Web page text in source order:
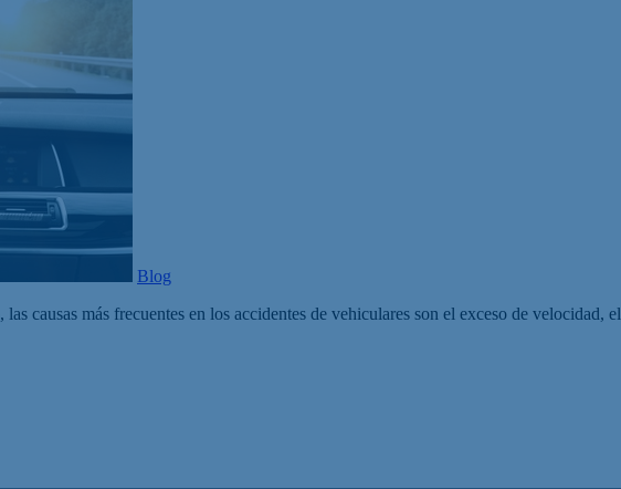
Blog
causas más frecuentes en los accidentes de vehiculares son el exceso de